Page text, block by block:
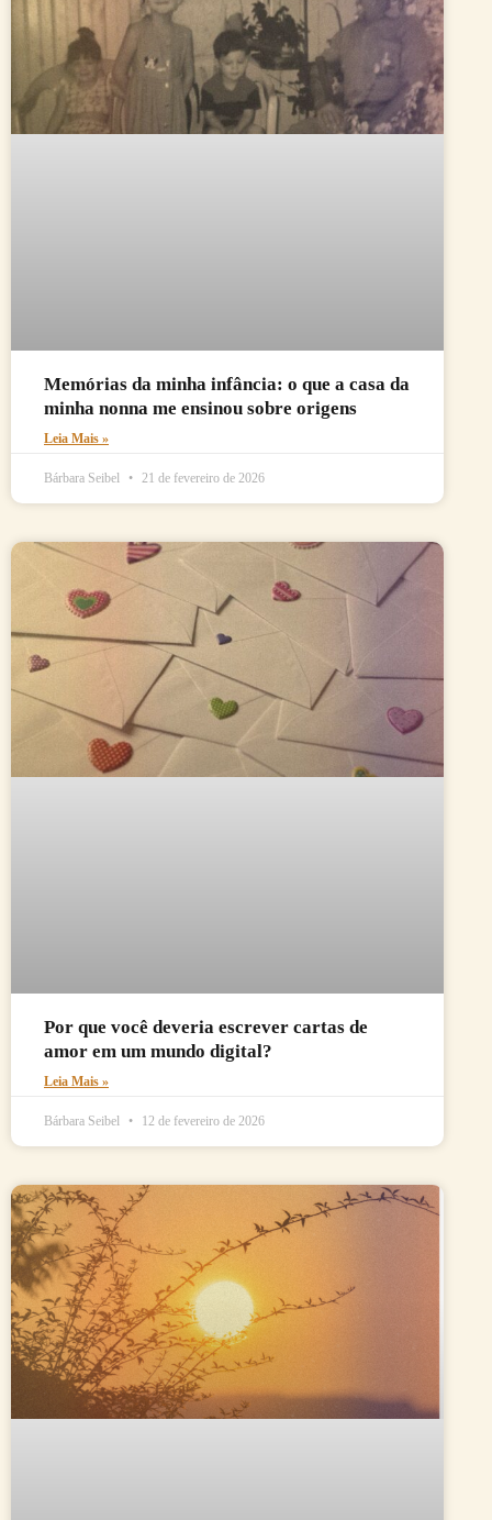
Memórias da minha infância: o que a casa da
minha nonna me ensinou sobre origens
Leia Mais »
Bárbara Seibel 21 de fevereiro de 2026
Por que você deveria escrever cartas de
amor em um mundo digital?
Leia Mais »
Bárbara Seibel 12 de fevereiro de 2026